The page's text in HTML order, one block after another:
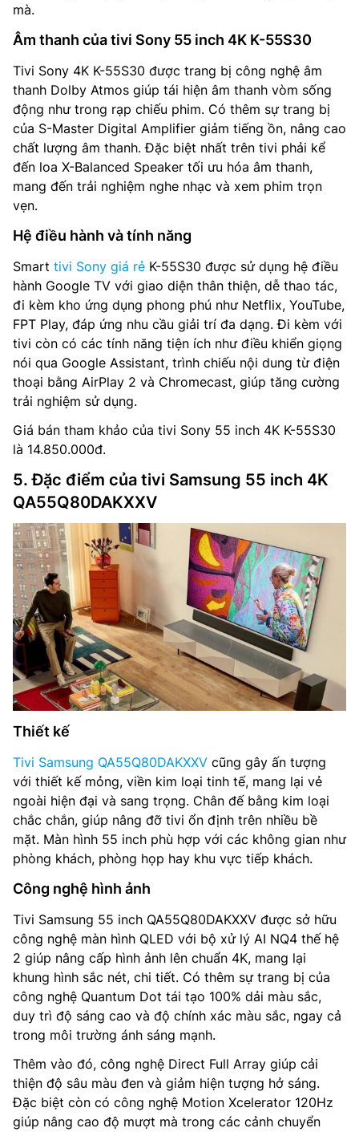
mà.
Âm thanh của tivi Sony 55 inch 4K K-55S30
Tivi Sony 4K K-55S30 được trang bị công nghệ âm
thanh Dolby Atmos giúp tái hiện âm thanh vòm sống
động như trong rạp chiếu phim. Có thêm sự trang bị
của S-Master Digital Amplifier giảm tiếng ồn, nâng cao
chất lượng âm thanh. Đặc biệt nhất trên tivi phải kể
đến loa X-Balanced Speaker tối ưu hóa âm thanh,
mang đến trải nghiệm nghe nhạc và xem phim trọn
vẹn.
Hệ điều hành và tính năng
Smart tivi Sony giá rẻ K-55S30 được sử dụng hệ điều
hành Google TV với giao diện thân thiện, dễ thao tác,
đi kèm kho ứng dụng phong phú như Netflix, YouTube,
FPT Play, đáp ứng nhu cầu giải trí đa dạng. Đi kèm với
tivi còn có các tính năng tiện ích như điều khiển giọng
nói qua Google Assistant, trình chiếu nội dung từ điện
thoại bằng AirPlay 2 và Chromecast, giúp tăng cường
trải nghiệm sử dụng.
Giá bán tham khảo của tivi Sony 55 inch 4K K-55S30
là 14.850.000đ.
5. Đặc điểm của tivi Samsung 55 inch 4K
QA55Q80DAKXXV
Thiết kế
Tivi Samsung QA55Q80DAKXXV cũng gây ấn tượng
với thiết kế mỏng, viền kim loại tinh tế, mang lại vẻ
ngoài hiện đại và sang trọng. Chân đế bằng kim loại
chắc chắn, giúp nâng đỡ tivi ổn định trên nhiều bề
mặt. Màn hình 55 inch phù hợp với các không gian như
phòng khách, phòng họp hay khu vực tiếp khách.
Công nghệ hình ảnh
Tivi Samsung 55 inch QA55Q80DAKXXV được sở hữu
công nghệ màn hình QLED với bộ xử lý AI NQ4 thế hệ
2 giúp nâng cấp hình ảnh lên chuẩn 4K, mang lại
khung hình sắc nét, chi tiết. Có thêm sự trang bị của
công nghệ Quantum Dot tái tạo 100% dải màu sắc,
duy trì độ sáng cao và độ chính xác màu sắc, ngay cả
trong môi trường ánh sáng mạnh.
Thêm vào đó, công nghệ Direct Full Array giúp cải
thiện độ sâu màu đen và giảm hiện tượng hở sáng.
Đặc biệt còn có công nghệ Motion Xcelerator 120Hz
giúp nâng cao độ mượt mà trong các cảnh chuyển